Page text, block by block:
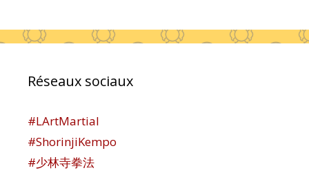
Réseaux sociaux
#LArtMartial
#ShorinjiKempo
#少林寺拳法